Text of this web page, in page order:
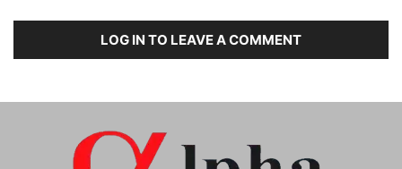
LOG IN TO LEAVE A COMMENT